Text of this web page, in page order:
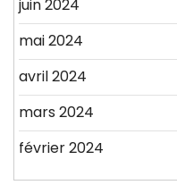
juin 2024
mai 2024
avril 2024
mars 2024
février 2024